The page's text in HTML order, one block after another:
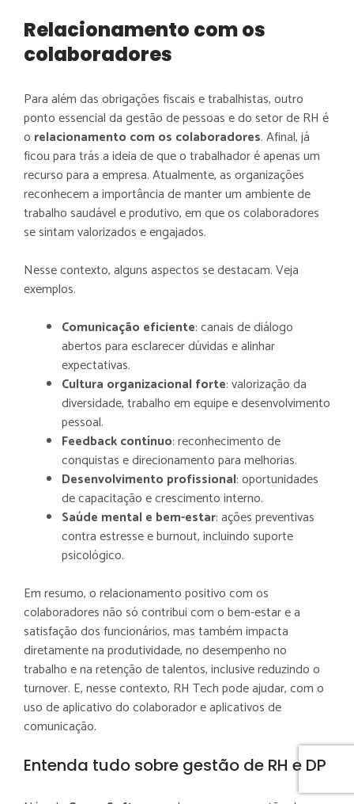
Nós usamos cookies e outras tecnologias
semelhantes para melhorar a sua experiência
com o nosso site. Ao navegar pelas páginas,
você declara estar de acordo com a nossa
Política de Privacidade. Saiba mais
Recusar Cookies Aceitar Cookies
Nós usamos cookies e outras tecnologias
semelhantes para melhorar a sua experiência
com o nosso site. Ao navegar pelas páginas,
você declara estar de acordo com a nossa
Política de Privacidade. Saiba mais
Recusar Cookies Aceitar Cookies
Relacionamento com os
colaboradores
Para além das obrigações fiscais e trabalhistas, outro
ponto essencial da gestão de pessoas e do setor de RH é
o relacionamento com os colaboradores. Afinal, já
ficou para trás a ideia de que o trabalhador é apenas um
recurso para a empresa. Atualmente, as organizações
reconhecem a importância de manter um ambiente de
trabalho saudável e produtivo, em que os colaboradores
se sintam valorizados e engajados.
Nesse contexto, alguns aspectos se destacam. Veja
exemplos.
Comunicação eficiente: canais de diálogo
abertos para esclarecer dúvidas e alinhar
expectativas.
Cultura organizacional forte: valorização da
diversidade, trabalho em equipe e desenvolvimento
pessoal.
Feedback contínuo: reconhecimento de
conquistas e direcionamento para melhorias.
Desenvolvimento profissional: oportunidades
de capacitação e crescimento interno.
Saúde mental e bem-estar: ações preventivas
contra estresse e burnout, incluindo suporte
psicológico.
Em resumo, o relacionamento positivo com os
colaboradores não só contribui com o bem-estar e a
satisfação dos funcionários, mas também impacta
diretamente na produtividade, no desempenho no
trabalho e na retenção de talentos, inclusive reduzindo o
turnover. E, nesse contexto, RH Tech pode ajudar, com o
uso de aplicativo do colaborador e aplicativos de
comunicação.
Entenda tudo sobre gestão de RH e DP